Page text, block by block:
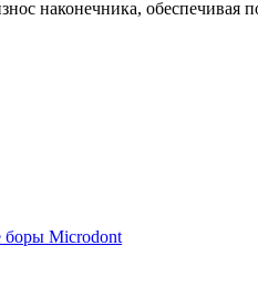
наконечника,
боры Microdont